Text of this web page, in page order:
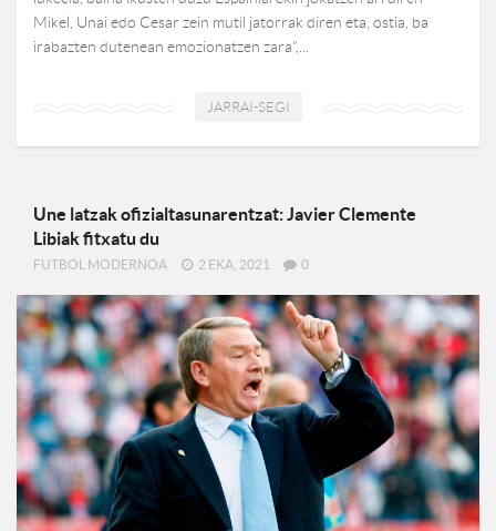
Mikel, Unai edo Cesar zein mutil jatorrak diren eta, ostia, ba
irabazten dutenean emozionatzen zara”,...
JARRAI-SEGI
Une latzak ofizialtasunarentzat: Javier Clemente
Libiak fitxatu du
FUTBOL MODERNOA 2 EKA, 2021 0